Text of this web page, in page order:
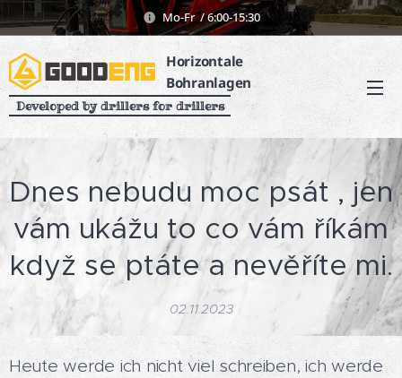
Mo-Fr / 6:00-15:30
Horizontale
Bohranlagen
Developed by drillers for drillers
Dnes nebudu moc psát , jen
vám ukážu to co vám říkám
když se ptáte a nevěříte mi.
02.11.2023
Heute werde ich nicht viel schreiben, ich werde